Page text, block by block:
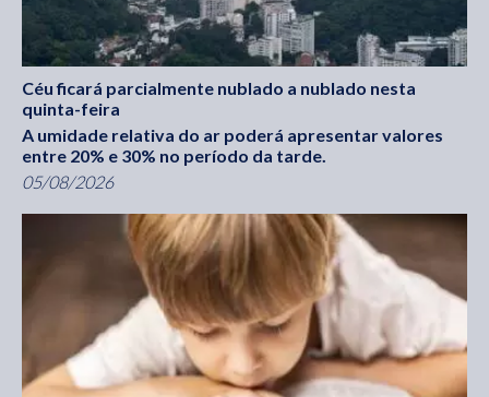
Céu ficará parcialmente nublado a nublado nesta
quinta-feira
A umidade relativa do ar poderá apresentar valores
entre 20% e 30% no período da tarde.
05/08/2026